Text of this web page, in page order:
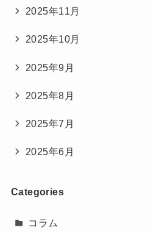
2025年11月
2025年10月
2025年9月
2025年8月
2025年7月
2025年6月
Categories
コラム